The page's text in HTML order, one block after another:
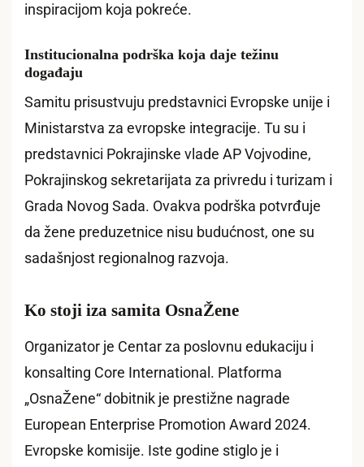
inspiracijom koja pokreće.
Institucionalna podrška koja daje težinu
događaju
Samitu prisustvuju predstavnici Evropske unije i
Ministarstva za evropske integracije. Tu su i
predstavnici Pokrajinske vlade AP Vojvodine,
Pokrajinskog sekretarijata za privredu i turizam i
Grada Novog Sada. Ovakva podrška potvrđuje
da žene preduzetnice nisu budućnost, one su
sadašnjost regionalnog razvoja.
Ko stoji iza samita OsnaŽene
Organizator je Centar za poslovnu edukaciju i
konsalting Core International. Platforma
„OsnaŽene“ dobitnik je prestižne nagrade
European Enterprise Promotion Award 2024.
Evropske komisije. Iste godine stiglo je i